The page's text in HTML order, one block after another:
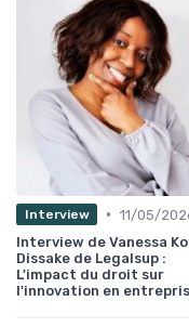
Interview • 11/05/
Interview de Vanessa
Dissake de Legalsup :
L'impact du droit sur
l'innovation en